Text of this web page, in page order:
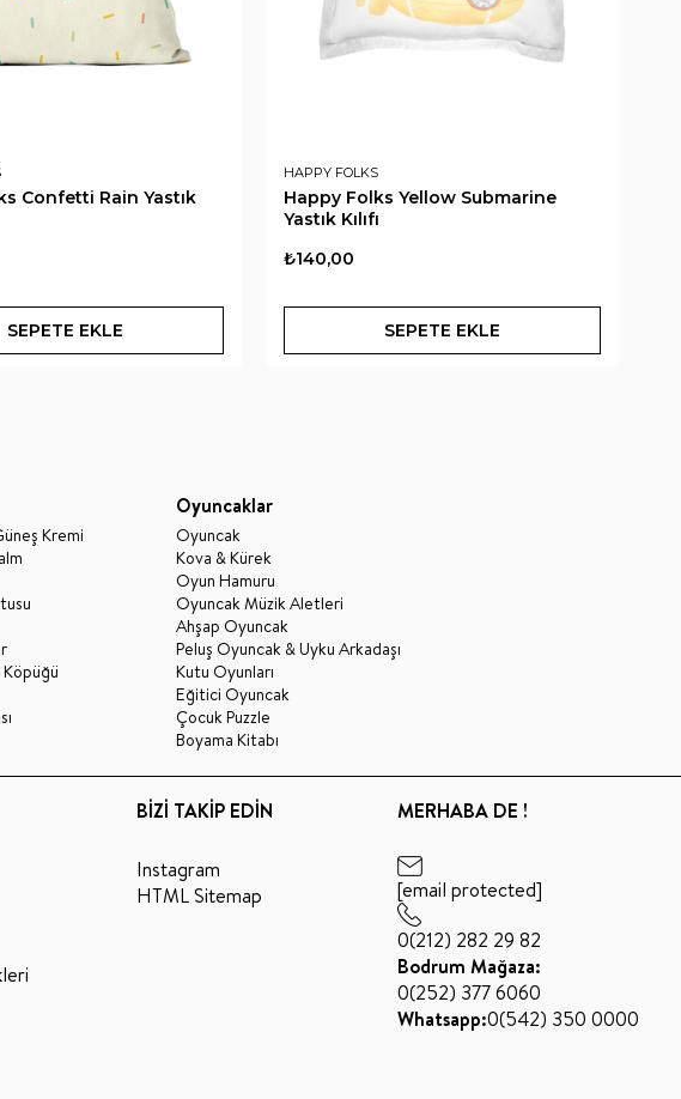
Confetti Rain Yastık
SEPETE EKLE
HAPPY FOLKS
Happy Folks Yellow Submarine
Yastık Kılıfı
₺140,00
SEPETE EKLE
Kremi
Köpüğü
Oyuncaklar
Oyuncak
Kova & Kürek
Oyun Hamuru
Oyuncak Müzik Aletleri
Ahşap Oyuncak
Peluş Oyuncak & Uyku Arkadaşı
Kutu Oyunları
Eğitici Oyuncak
Çocuk Puzzle
Boyama Kitabı
BİZİ TAKİP EDİN
Instagram
HTML Sitemap
MERHABA DE !
[email protected]
0(212) 282 29 82
Bodrum Mağaza:
0(252) 377 6060
Whatsapp:0(542) 350 0000